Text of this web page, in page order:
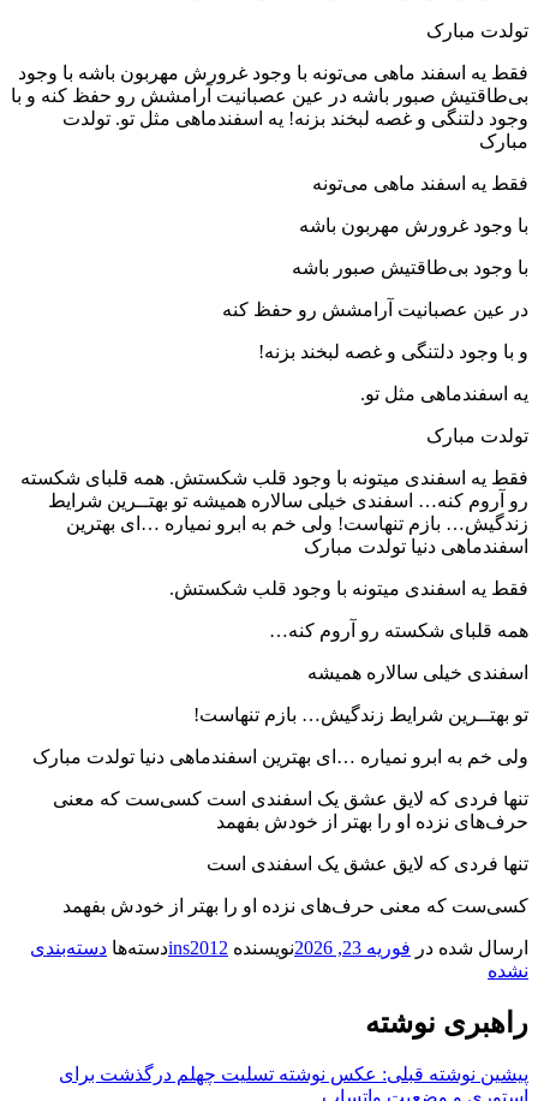
تولدت مبارک
فقط یه اسفند ماهی می‌تونه با وجود غرورش مهربون باشه با وجود
بی‌طاقتیش صبور باشه در عین عصبانیت آرامشش رو حفظ کنه و با
وجود دلتنگی و غصه لبخند بزنه! یه اسفندماهی مثل تو. تولدت
مبارک
فقط یه اسفند ماهی می‌تونه
با وجود غرورش مهربون باشه
با وجود بی‌طاقتیش صبور باشه
در عین عصبانیت آرامشش رو حفظ کنه
و با وجود دلتنگی و غصه لبخند بزنه!
یه اسفندماهی مثل تو.
تولدت مبارک
فقط یه اسفندی میتونه با وجود قلب شکستش. همه قلبای شکسته
رو آروم کنه… اسفندی خیلی سالاره همیشه تو بهتــرین شرایط
زندگیش… بازم تنهاست! ولی خم به ابرو نمیاره …‌ای بهترین
اسفندماهی دنیا تولدت مبارک
فقط یه اسفندی میتونه با وجود قلب شکستش.
همه قلبای شکسته رو آروم کنه…
اسفندی خیلی سالاره همیشه
تو بهتــرین شرایط زندگیش… بازم تنهاست!
ولی خم به ابرو نمیاره …‌ای بهترین اسفندماهی دنیا تولدت مبارک
تنها فردی که لایق عشق یک اسفندی است کسی‌ست که معنی
حرف‌های نزده او را بهتر از خودش بفهمد
تنها فردی که لایق عشق یک اسفندی است
کسی‌ست که معنی حرف‌های نزده او را بهتر از خودش بفهمد
ارسال شده در فوریه 23, 2026 نویسنده ins2012دسته‌ها دسته‌بندی
نشده
راهبری نوشته
پیشین نوشته قبلی: عکس نوشته تسلیت چهلم درگذشت برای